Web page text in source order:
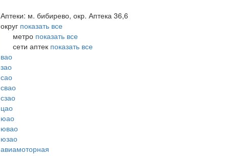
Аптеки: м. бибирево, окр. Аптека 36,6
округ показать все
метро показать все
сети аптек показать все
вао
зао
сао
свао
сзао
цао
юао
ювао
юзао
авиамоторная